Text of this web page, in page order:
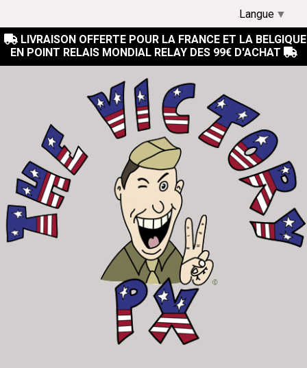
 LIVRAISON OFFERTE POUR LA FRANCE ET LA BELGIQUE
EN POINT RELAIS MONDIAL RELAY DES 99€ D'ACHAT 
Langue ▼